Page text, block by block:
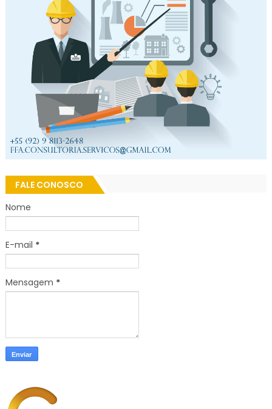
FALE CONOSCO
Nome
E-mail *
Mensagem *